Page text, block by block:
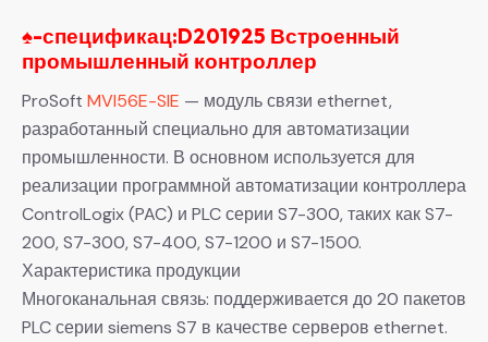
♠-спецификац:D201925 Встроенный
промышленный контроллер
ProSoft MVI56E-SIE — модуль связи ethernet,
разработанный специально для автоматизации
промышленности. В основном используется для
реализации программной автоматизации контроллера
ControlLogix (PAC) и PLC серии S7-300, таких как S7-
200, S7-300, S7-400, S7-1200 и S7-1500.
Характеристика продукции
Многоканальная связь: поддерживается до 20 пакетов
PLC серии siemens S7 в качестве серверов ethernet.